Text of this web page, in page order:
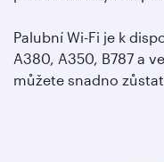
Palubní Wi-Fi je k
A380, A350, B787 a
můžete snadno